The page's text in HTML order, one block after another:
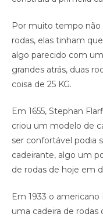
Por muito tempo não
rodas, elas tinham
algo parecido com
grandes atrás, duas
coisa de 25 KG.
Em 1655, Stephan
criou um modelo de
ser confortável podia
cadeirante, algo um
de rodas de hoje em
Em 1933 o
uma cadeira de rodas